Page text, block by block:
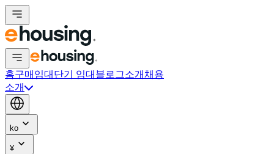
홈구매 임대 단기 임대 블로그소개 채용
소개
ko
¥